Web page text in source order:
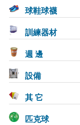
球鞋球襪
訓練器材
週 邊
設備
其 它
匹克球